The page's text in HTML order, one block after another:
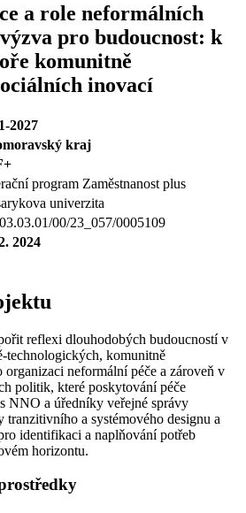
a role neformálních
pro budoucnost: k
komunitně
inovací
2027
kraj
program Zaměstnanost plus
univerzita
00/23_057/0005109
2024
reflexi dlouhodobých budoucností v
technologických, komunitně
neformální péče a zároveň v
politik, které poskytování péče
NNO a úředníky veřejné správy
tranzitivního a systémového designu a
identifikaci a naplňování potřeb
horizontu.